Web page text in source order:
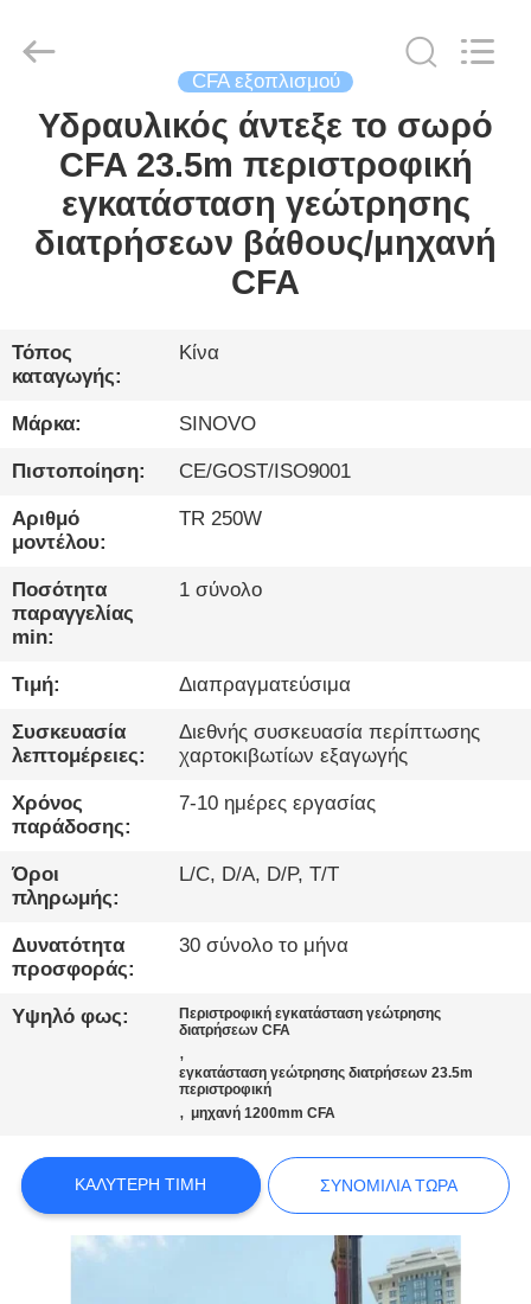
ΣΠΊΤΙ
ΠΡΟΪΌΝΤΑ
ΕΜΦΆΝΙΣΗ
ΠΕΡΊΠΟΥ
ΕΜΕΊΣ
ΓΎΡΟΣ
ΕΡΓΟΣΤΑΣΊΩΝ
ΠΟΙΟΤΙΚΌΣ
ΈΛΕΓΧΟΣ
ΜΑΣ
ΕΛΆΤΕ
ΣΕ
ΕΠΑΦΉ
ΜΕ
ΣΥΝΟΜΙΛΊΑ
ΤΏΡΑ
SITEMAP
ΠΟΛΙΤΙΚΉ
Heavy
Industry
Reserved.
CFA εξοπλισμού
Υδραυλικός άντεξε το σωρό
CFA 23.5m περιστροφική
εγκατάσταση γεώτρησης
διατρήσεων βάθους/μηχανή
CFA
Τόπος
καταγωγής:
Κίνα
Μάρκα: SINOVO
Πιστοποίηση: CE/GOST/ISO9001
Αριθμό
μοντέλου:
TR 250W
Ποσότητα
παραγγελίας
min:
1 σύνολο
Τιμή: Διαπραγματεύσιμα
Συσκευασία
λεπτομέρειες:
Διεθνής συσκευασία περίπτωσης
χαρτοκιβωτίων εξαγωγής
Χρόνος
παράδοσης:
7-10 ημέρες εργασίας
Όροι
πληρωμής:
L/C, D/A, D/P, T/T
Δυνατότητα
προσφοράς:
30 σύνολο το μήνα
Υψηλό φως:
Περιστροφική εγκατάσταση γεώτρησης
διατρήσεων CFA
,
εγκατάσταση γεώτρησης διατρήσεων 23.5m
περιστροφική
,μηχανή 1200mm CFA
ΚΑΛΎΤΕΡΗ ΤΙΜΉ ΣΥΝΟΜΙΛΊΑ ΤΏΡΑ